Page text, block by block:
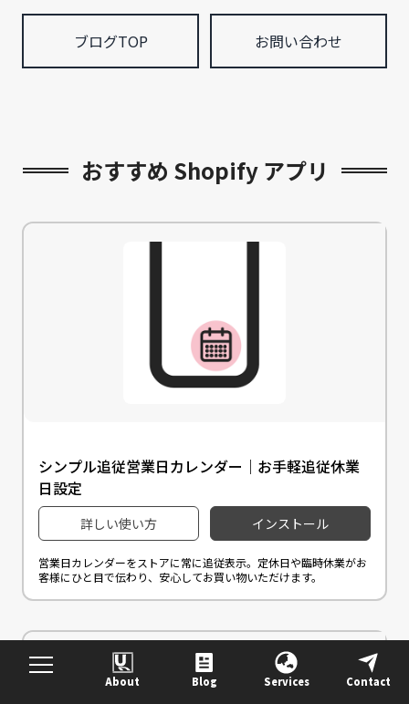
About Blog Services Contact
ブログTOP お問い合わせ
おすすめ Shopify アプリ
シンプル追従営業日カレンダー｜お手軽追従休業
日設定
詳しい使い方 インストール
営業日カレンダーをストアに常に追従表示。定休日や臨時休業がお
客様にひと目で伝わり、安心してお買い物いただけます。